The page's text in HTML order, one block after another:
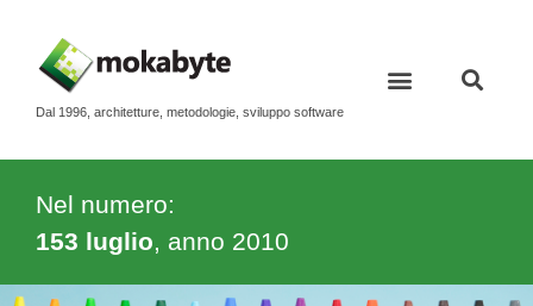
Dal 1996, architetture, metodologie, sviluppo software
Nel numero:
153 luglio, anno 2010